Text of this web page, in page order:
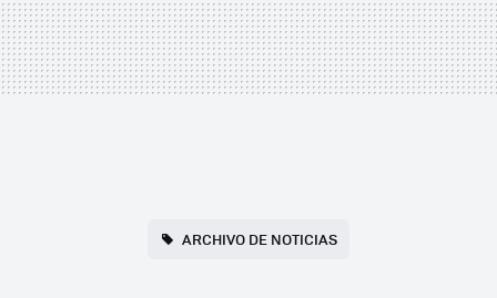
ARCHIVO DE NOTICIAS